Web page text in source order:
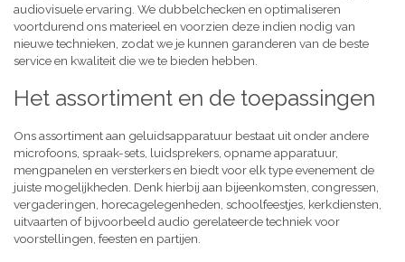
audiovisuele ervaring. We dubbelchecken en optimaliseren
voortdurend ons materieel en voorzien deze indien nodig van
nieuwe technieken, zodat we je kunnen garanderen van de beste
service en kwaliteit die we te bieden hebben.
Het assortiment en de toepassingen
Ons assortiment aan geluidsapparatuur bestaat uit onder andere
microfoons, spraak-sets, luidsprekers, opname apparatuur,
mengpanelen en versterkers en biedt voor elk type evenement de
juiste mogelijkheden. Denk hierbij aan bijeenkomsten, congressen,
vergaderingen, horecagelegenheden, schoolfeestjes, kerkdiensten,
uitvaarten of bijvoorbeeld audio gerelateerde techniek voor
voorstellingen, feesten en partijen.